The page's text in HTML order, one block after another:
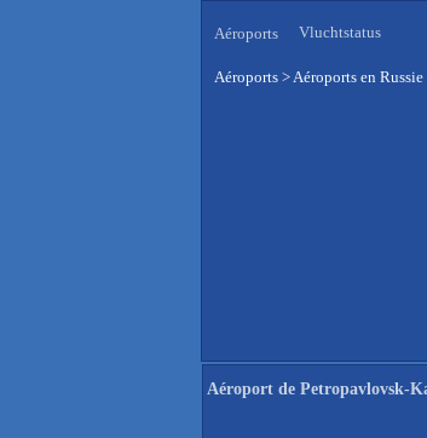
Aéroports Vluchtstatus
Aéroports >Aéroports en Russie
Aéroport de Petropavlovsk-